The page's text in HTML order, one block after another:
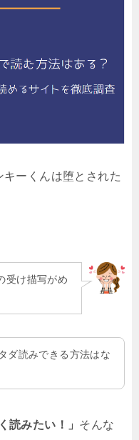
ーくんは堕とされた
受け描写がめ
ダ読みできる方法はな
読みたい！」 そんな